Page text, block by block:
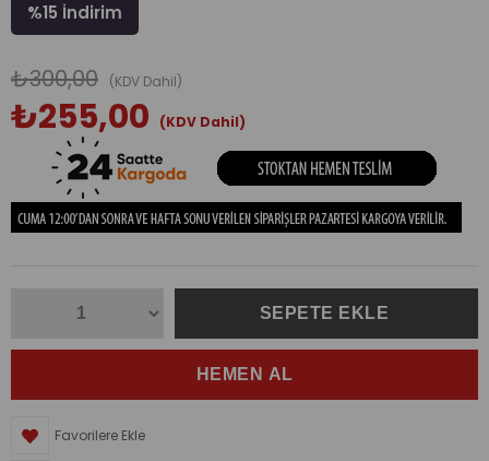
%15 İndirim
₺300,00 (KDV Dahil)
₺255,00 (KDV Dahil)
Favorilere Ekle